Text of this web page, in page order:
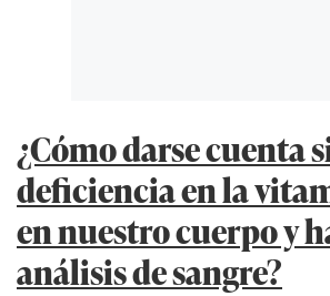
¿Cómo darse cuenta
deficiencia en la
en nuestro cuerpo y
análisis de sangre?